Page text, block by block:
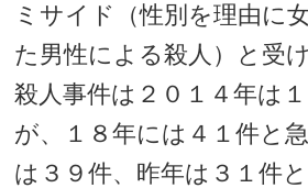
ミサイド（性別を理由に
た男性による殺人）と受
殺人事件は２０１４年は
が、１８年には４１件と
は３９件、昨年は３１件